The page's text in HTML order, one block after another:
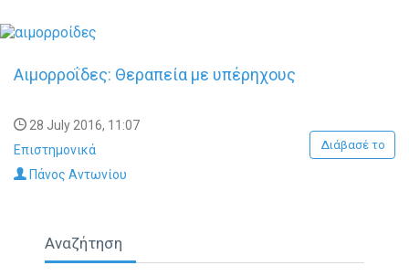
Αιμορροΐδες: Θεραπεία με υπέρηχους
28 July 2016, 11:07
Επιστημονικά
Πάνος Αντωνίου
Διάβασέ το
Αναζήτηση